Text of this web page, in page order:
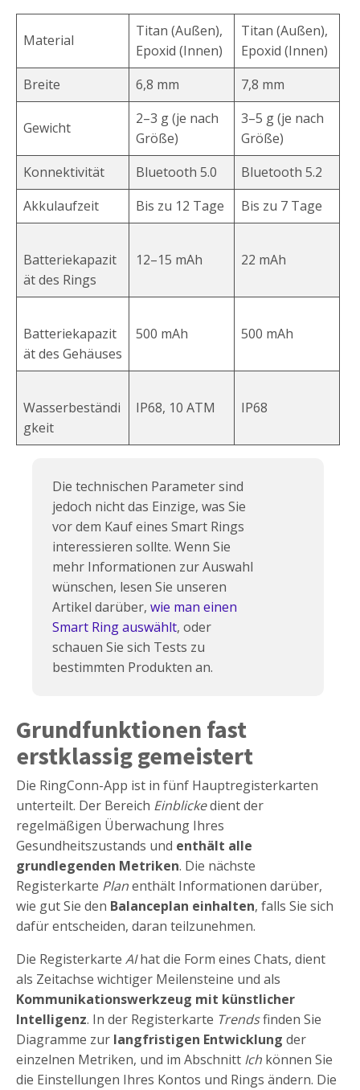
Material
Titan (Außen),
Epoxid (Innen)
Titan (Außen),
Epoxid (Innen)
Breite
6,8 mm 7,8 mm
Gewicht
2–3 g (je nach
Größe)
3–5 g (je nach
Größe)
Konnektivität
Bluetooth 5.0
Bluetooth 5.2
Akkulaufzeit
Bis zu 12 Tage Bis zu 7 Tage
Batteriekapazit
ät des Rings
12–15 mAh 22 mAh
Batteriekapazit
ät des Gehäuses
500 mAh 500 mAh
Wasserbeständi
gkeit
IP68, 10 ATM IP68
Die technischen Parameter sind
jedoch nicht das Einzige, was Sie
vor dem Kauf eines Smart Rings
interessieren sollte. Wenn Sie
mehr Informationen zur Auswahl
wünschen, lesen Sie unseren
Artikel darüber, wie man einen
Smart Ring auswählt, oder
schauen Sie sich Tests zu
bestimmten Produkten an.
Grundfunktionen fast
erstklassig gemeistert
Die RingConn-App ist in fünf Hauptregisterkarten
unterteilt. Der Bereich Einblickedient der
regelmäßigen Überwachung Ihres
Gesundheitszustands und enthält alle
grundlegenden Metriken. Die nächste
Registerkarte Planenthält Informationen darüber,
wie gut Sie den Balanceplan einhalten, falls Sie sich
dafür entscheiden, daran teilzunehmen.
Die Registerkarte AIhat die Form eines Chats, dient
als Zeitachse wichtiger Meilensteine und als
Kommunikationswerkzeug mit künstlicher
Intelligenz. In der Registerkarte Trendsfinden Sie
Diagramme zur langfristigen Entwicklung der
einzelnen Metriken, und im Abschnitt Ich können Sie
die Einstellungen Ihres Kontos und Rings ändern. Die